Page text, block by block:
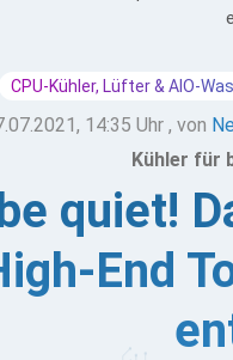
CPU-Kühler, Lüfter & AIO-
14:35 Uhr , von
Kühler für
quiet!
End